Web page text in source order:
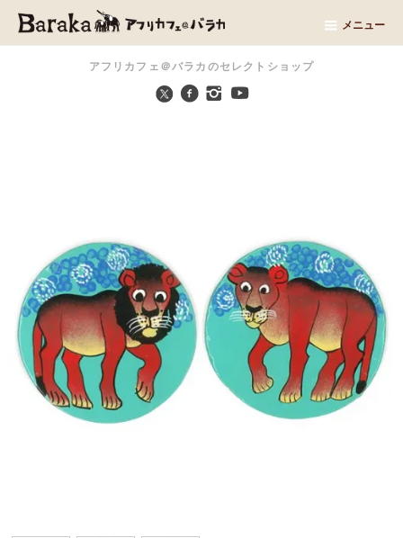
アフリカフェ＠バラカのセレクトショップ
メニュー